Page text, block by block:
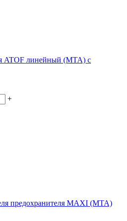
ATOF линейный (MTA) с
+
предохранителя MAXI (MTA)